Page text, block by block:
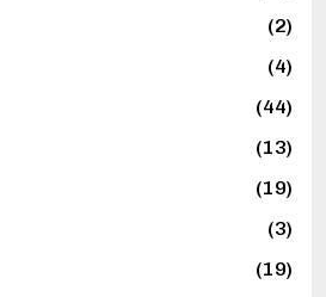
(2)
(4)
(44)
(13)
(19)
(3)
(19)